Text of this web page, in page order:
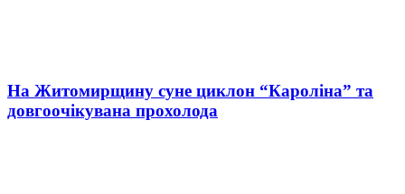
На Житомирщину суне циклон “Кароліна” та
довгоочікувана прохолода